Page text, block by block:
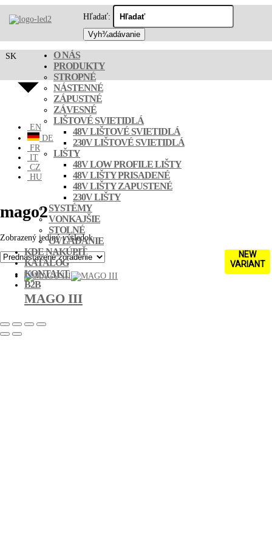
Hľadať:
SK
EN
DE
FR
IT
CZ
HU
O NÁS
PRODUKTY
STROPNÉ
NÁSTENNÉ
ZÁPUSTNÉ
ZÁVESNÉ
LIŠTOVÉ SVIETIDLÁ
48V LIŠTOVÉ SVIETIDLÁ
230V LIŠTOVÉ SVIETIDLÁ
LIŠTY
48V LOW PROFILE LIŠTY
48V LIŠTY PRISADENÉ
48V LIŠTY ZAPUSTENÉ
230V LIŠTY
SYSTÉMY
VONKAJŠIE
STOLNÉ
OVLÁDANIE
KDE NAKÚPIŤ
KATALÓG
KONTAKT
B2B
mago2
Zobrazený jediný výsledok
NEW
VARIANT
MAGO III